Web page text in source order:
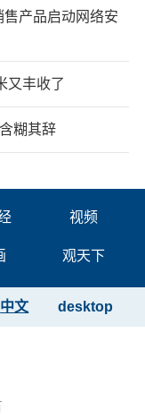
产品启动网络安
又丰收了
糊其辞
视频
观天下
desktop
中文